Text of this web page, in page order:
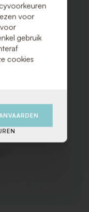
voor
gebruik
cookies